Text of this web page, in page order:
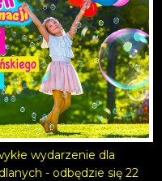
wydarzenie dla
- odbędzie się 22